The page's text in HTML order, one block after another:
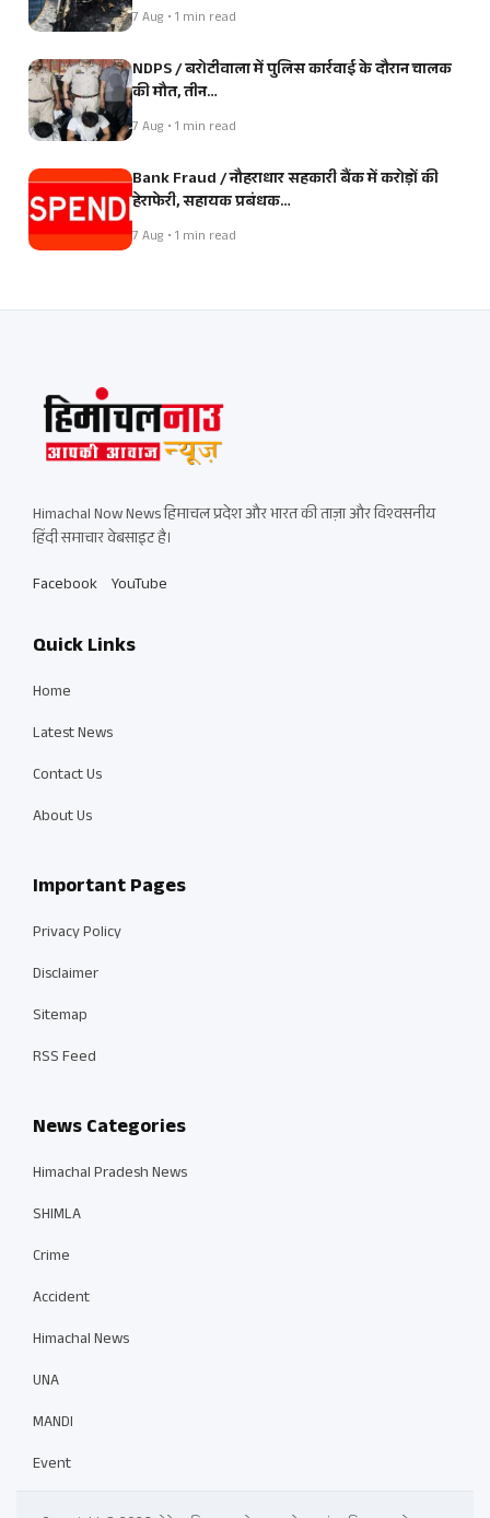
7 Aug • 1 min read
NDPS / बरोटीवाला में पुलिस कार्रवाई के दौरान चालक
की मौत, तीन…
7 Aug • 1 min read
Bank Fraud / नौहराधार सहकारी बैंक में करोड़ों की
हेराफेरी, सहायक प्रबंधक…
7 Aug • 1 min read
Himachal Now News हिमाचल प्रदेश और भारत की ताज़ा और विश्वसनीय
हिंदी समाचार वेबसाइट है।
Facebook YouTube
Quick Links
Home
Latest News
Contact Us
About Us
Important Pages
Privacy Policy
Disclaimer
Sitemap
RSS Feed
News Categories
Himachal Pradesh News
SHIMLA
Crime
Accident
Himachal News
UNA
MANDI
Event